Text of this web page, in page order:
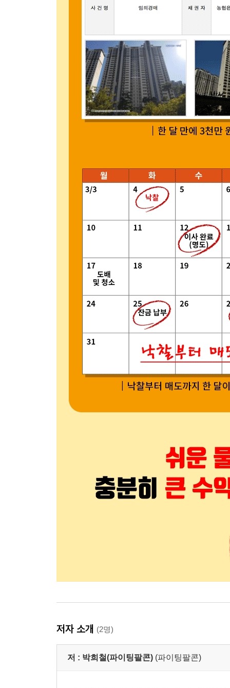
1. 쉬우면서 돈 되는 물건을 찾는 방법
- 역발상으로 물건을 선택하자
1. 저층이나 탑층
2. 대형 평수
3. 거래 사례가 없는 희소한 물건
- 오래전에 감정평가된 물건은 신건에 입찰하자
- 여러 물건이 한꺼번에 나온 개별매각에서 기회를
2. 2개 호실로 나뉜 구조
- 임장을 통해 숨겨진 장점을 찾자
- 경매뿐 아니라 공매에도 투자하자
2. 단기에 큰 수익 내는 상가 투자
- 시세 차익과 월세 수익, 두 마리 토끼를 모두 잡
1. 상가 임차인의 대항력과 우선변제권
2. 상가 소액임차인의 최우선변제금액
3. 세금은 줄이고, 수익은 높이는 방법
- 부동산 정책의 흐름을 놓치지 마라
1. 한시적 부동산 정책을 활용해 비과세 혜택을 받
2. 2018년부터 적용되는 부동산 세금
1. 세금을 줄이는 공동명의 활용
2. 일시적 1세대 2주택을 활용한 비과세 전략
3. 양도시기 조절 - 양도세 절세
4. 양도시기 조절 - 재산세 절세
┃생생 경험담┃자가 마련 및 비과세 전략
저자 소개 (2명)
저 : 박희철(파이팅팔콘) (파이팅팔콘)